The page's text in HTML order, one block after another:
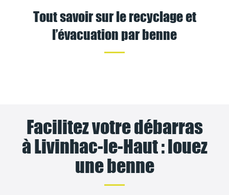
Tout savoir sur le recyclage et
l’évacuation par benne
Facilitez votre débarras
à Livinhac-le-Haut : louez
une benne